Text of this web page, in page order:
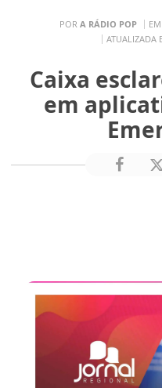
POR A RÁDIO POP EM
ATUALIZADA
Caixa
em